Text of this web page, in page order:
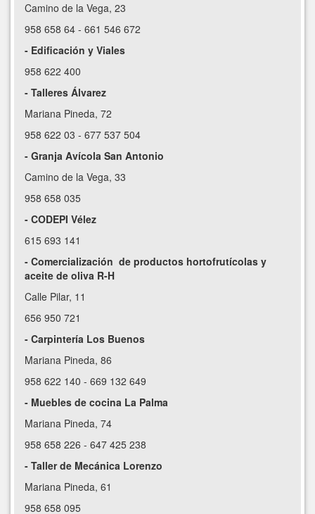
Camino de la Vega, 23
958 658 64 - 661 546 672
- Edificación y Viales
958 622 400
- Talleres Álvarez
Mariana Pineda, 72
958 622 03 - 677 537 504
- Granja Avícola San Antonio
Camino de la Vega, 33
958 658 035
- CODEPI Vélez
615 693 141
- Comercialización de productos hortofrutícolas y
aceite de oliva R-H
Calle Pilar, 11
656 950 721
- Carpintería Los Buenos
Mariana Pineda, 86
958 622 140 - 669 132 649
- Muebles de cocina La Palma
Mariana Pineda, 74
958 658 226 - 647 425 238
- Taller de Mecánica Lorenzo
Mariana Pineda, 61
958 658 095